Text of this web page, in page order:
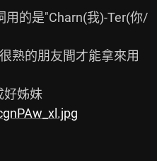
用的是"Charn(我)-Ter(你/
熟的朋友間才能拿來用